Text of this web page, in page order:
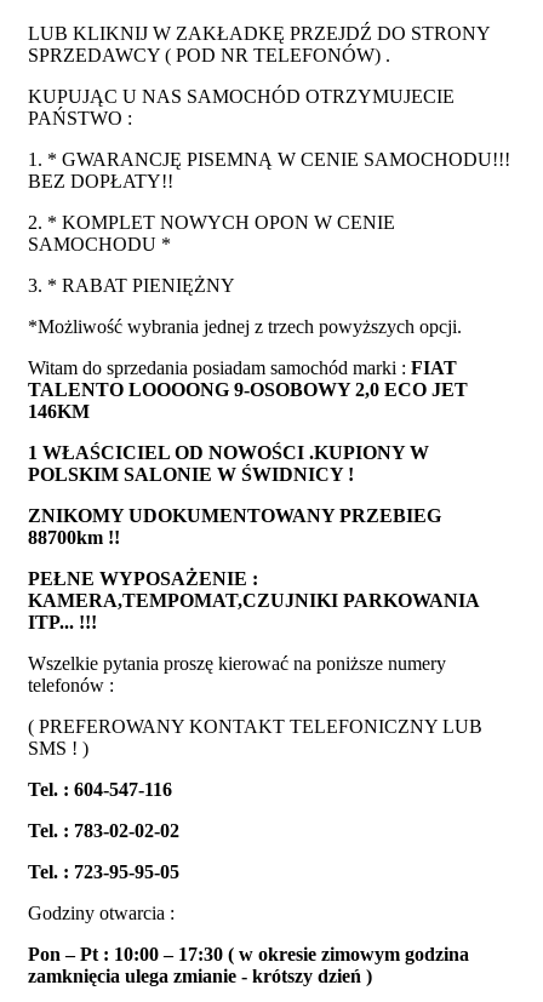
LUB KLIKNIJ W ZAKŁADKĘ PRZEJDŹ DO STRONY
SPRZEDAWCY ( POD NR TELEFONÓW) .
KUPUJĄC U NAS SAMOCHÓD OTRZYMUJECIE
PAŃSTWO :
1. * GWARANCJĘ PISEMNĄ W CENIE SAMOCHODU!!!
BEZ DOPŁATY!!
2. * KOMPLET NOWYCH OPON W CENIE
SAMOCHODU *
3. * RABAT PIENIĘŻNY
*Możliwość wybrania jednej z trzech powyższych opcji.
Witam do sprzedania posiadam samochód marki : FIAT
TALENTO LOOOONG 9-OSOBOWY 2,0 ECO JET
146KM
1 WŁAŚCICIEL OD NOWOŚCI .KUPIONY W
POLSKIM SALONIE W ŚWIDNICY !
ZNIKOMY UDOKUMENTOWANY PRZEBIEG
88700km !!
PEŁNE WYPOSAŻENIE :
KAMERA,TEMPOMAT,CZUJNIKI PARKOWANIA
ITP... !!!
Wszelkie pytania proszę kierować na poniższe numery
telefonów :
( PREFEROWANY KONTAKT TELEFONICZNY LUB
SMS ! )
Tel. : 604-547-116
Tel. : 783-02-02-02
Tel. : 723-95-95-05
Godziny otwarcia :
Pon – Pt : 10:00 – 17:30 ( w okresie zimowym godzina
zamknięcia ulega zmianie - krótszy dzień )